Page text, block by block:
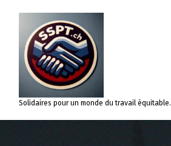
contenu
Solidaires pour un monde du travail équitable.